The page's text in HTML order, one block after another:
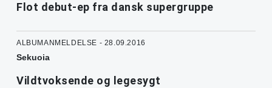
Flot debut-ep fra dansk supergruppe
ALBUMANMELDELSE - 28.09.2016
Sekuoia
Vildtvoksende og legesygt